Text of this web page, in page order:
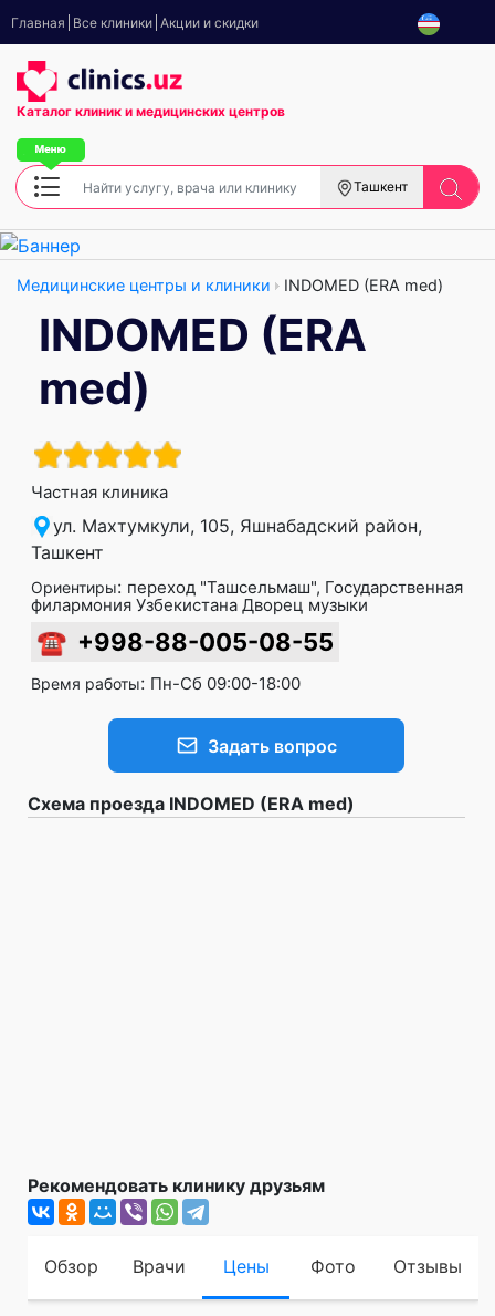
Главная Все клиники Акции и скидки
Каталог клиник и медицинских центров
Ташкент
Медицинские центры и клиники INDOMED (ERA med)
INDOMED (ERA
med)
Частная клиника
ул. Махтумкули, 105, Яшнабадский район,
Ташкент
Ориентиры: переход "Ташсельмаш", Государственная
филармония Узбекистана Дворец музыки
☎ +998-88-005-08-55
Время работы: Пн-Сб 09:00-18:00
Задать вопрос
Схема проезда INDOMED (ERA med)
Рекомендовать клинику друзьям
Обзор Врачи Цены Фото Отзывы